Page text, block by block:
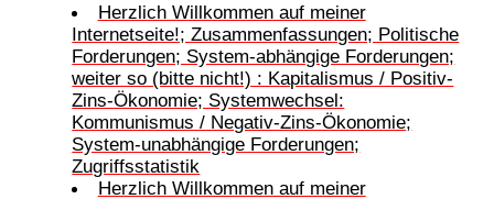
Herzlich Willkommen auf meiner
Internetseite!; Zusammenfassungen; Politische
Forderungen; System-abhängige Forderungen;
weiter so (bitte nicht!) : Kapitalismus / Positiv-
Zins-Ökonomie; Systemwechsel:
Kommunismus / Negativ-Zins-Ökonomie;
System-unabhängige Forderungen;
Zugriffsstatistik
Herzlich Willkommen auf meiner